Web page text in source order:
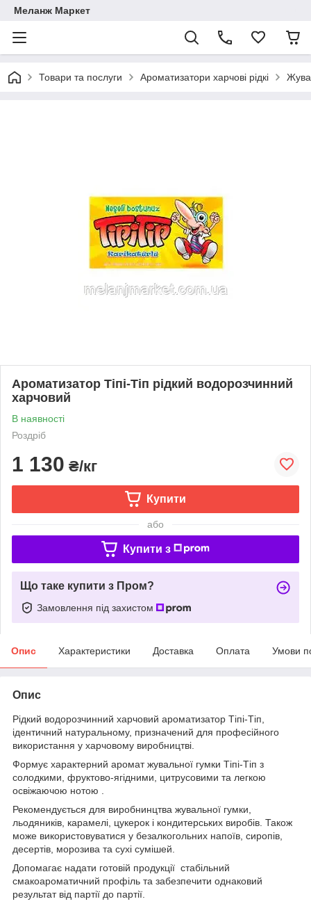
Меланж Маркет
Товари та послуги Ароматизатори харчові рідкі
Ароматизатор Тіпі-Тіп рідкий водорозчинний
харчовий
В наявності
Роздріб
1 130 ₴/кг
Купити
або
Купити з
Що таке купити з Пром?
Замовлення під захистом
Опис Характеристики Доставка Оплата Умови
Опис
Рідкий водорозчинний харчовий ароматизатор Тіпі-Тіп,
ідентичний натуральному, призначений для професійного
використання у харчовому виробництві.
Формує характерний аромат жувальної гумки Тіпі-Тіп з
солодкими, фруктово-ягідними, цитрусовими та легкою
освіжаючою нотою .
Рекомендується для виробнинцтва жувальної гумки,
льодяників, карамелі, цукерок і кондитерських виробів. Також
може використовуватися у безалкогольних напоїв, сиропів,
десертів, морозива та сухі сумішей.
Допомагає надати готовій продукції стабільний
смакоароматичний профіль та забезпечити однаковий
результат від партії до партії.